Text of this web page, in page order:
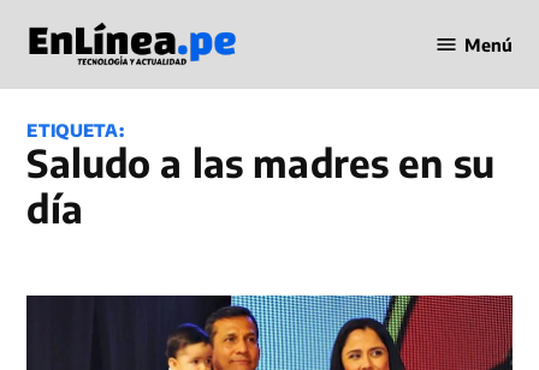
contenido
en Línea
Menú
ETIQUETA:
Saludo a las madres en su
día